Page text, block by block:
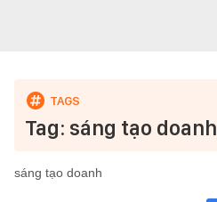
Tag: sáng tạo doanh
sáng tạo doanh